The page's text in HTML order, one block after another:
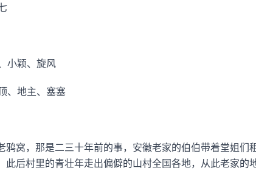
小颖、旋风
、地主、塞塞
鸦窝，那是二三十年前的事，安徽老家的伯伯带着堂姐们
此后村里的青壮年走出偏僻的山村全国各地，从此老家的